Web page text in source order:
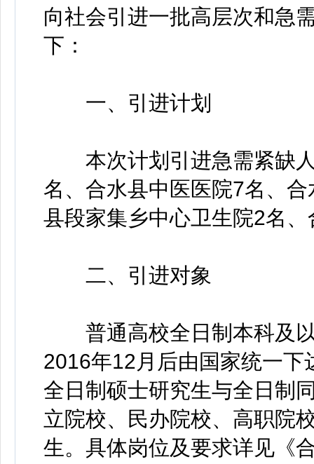
向社会引进一批高层次和急
下：
一、引进计划
本次计划引进急需紧缺人
名、合水县中医医院7名、
县段家集乡中心卫生院2名
二、引进对象
普通高校全日制本科及以
2016年12月后由国家统一
全日制硕士研究生与全日制
立院校、民办院校、高职院
生。具体岗位及要求详见《